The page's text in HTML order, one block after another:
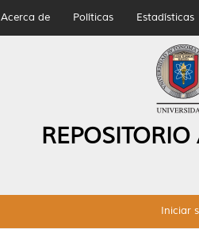
Acerca de Políticas Estadísticas
Iniciar